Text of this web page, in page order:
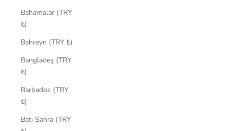
Bahamalar (TRY
₺)
Bahreyn (TRY ₺)
Bangladeş (TRY
₺)
Barbados (TRY
₺)
Batı Sahra (TRY